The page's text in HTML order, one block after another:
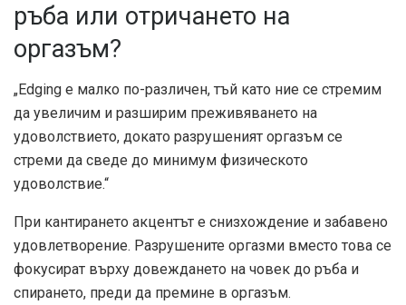
ръба или отричането на
оргазъм?
„Edging е малко по-различен, тъй като ние се стремим
да увеличим и разширим преживяването на
удоволствието, докато разрушеният оргазъм се
стреми да сведе до минимум физическото
удоволствие.“
При кантирането акцентът е снизхождение и забавено
удовлетворение. Разрушените оргазми вместо това се
фокусират върху довеждането на човек до ръба и
спирането, преди да премине в оргазъм.